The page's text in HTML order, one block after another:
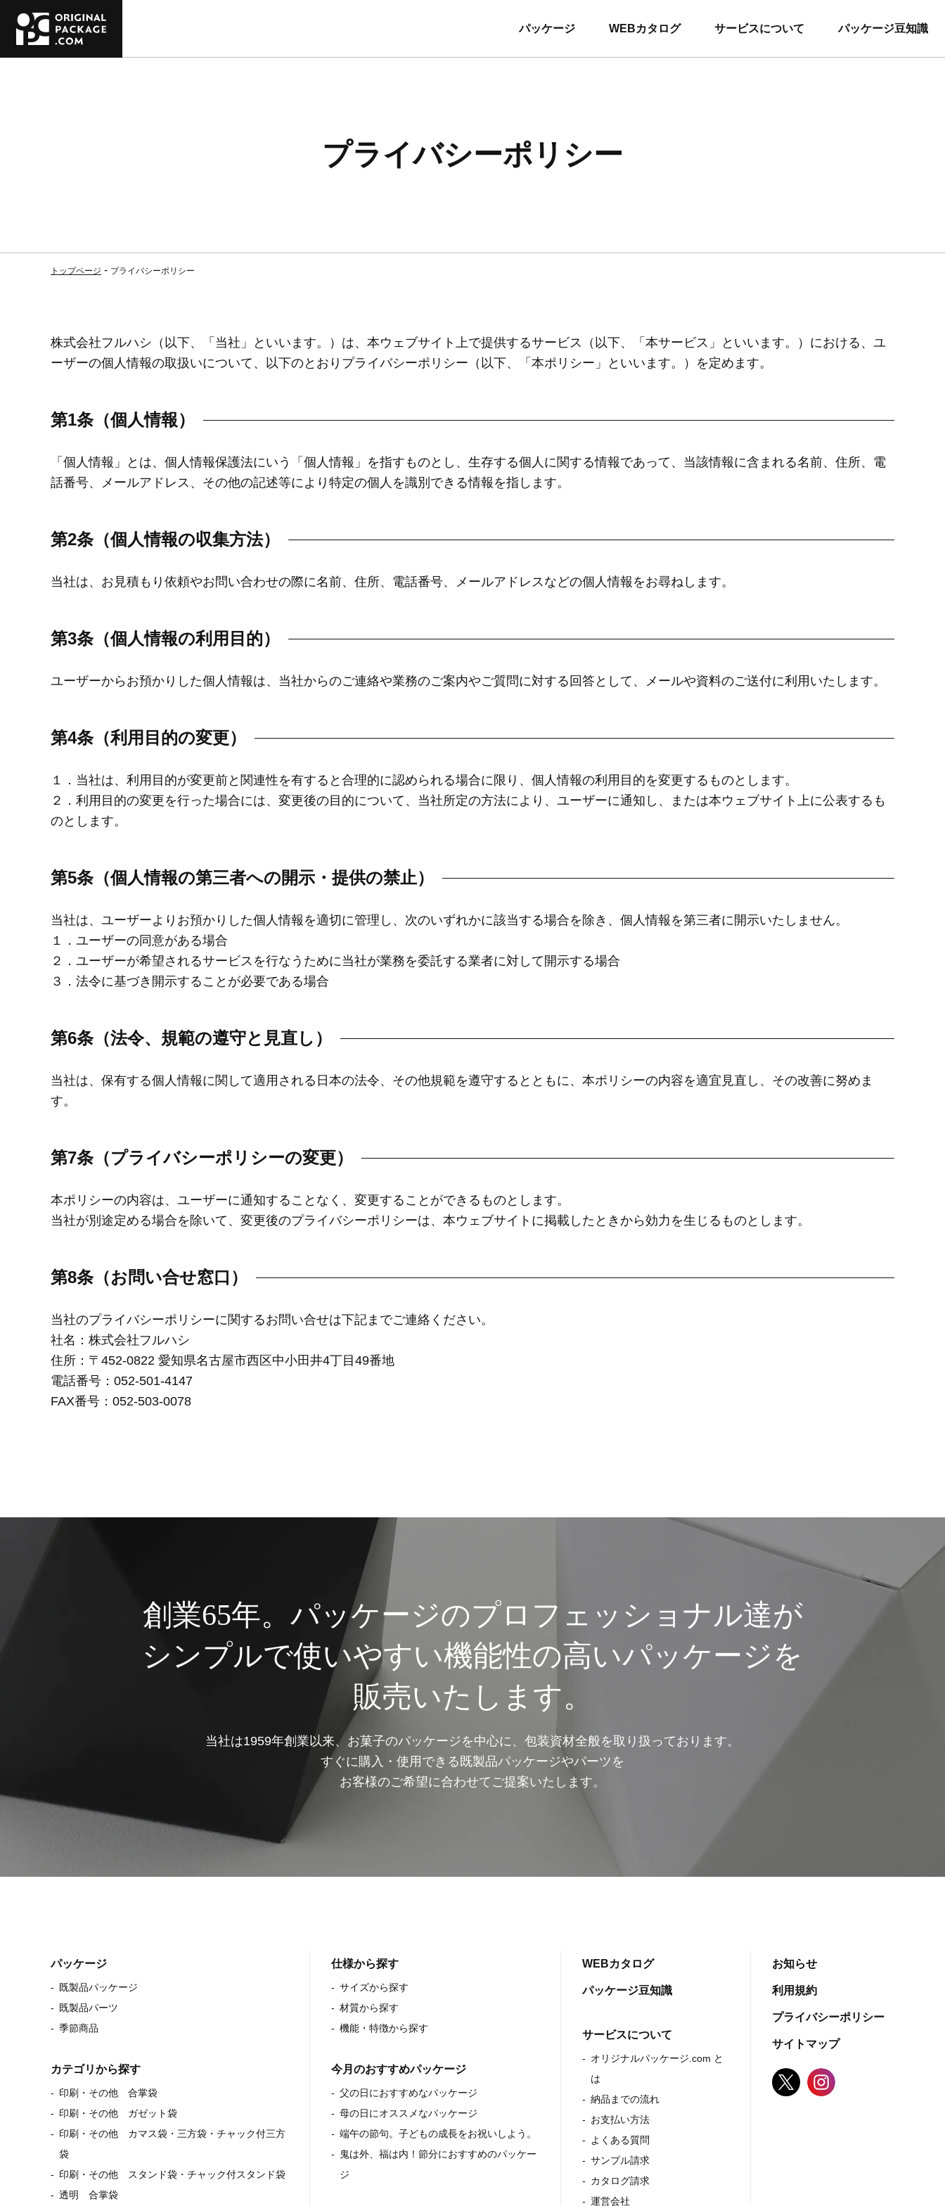
パッケージ WEBカタログ サービスについて パッケージ豆知識
プライバシーポリシー
トップページ プライバシーポリシー
株式会社フルハシ（以下、「当社」といいます。）は、本ウェブサイト上で提供するサービス（以下、「本サービス」といいます。）における、ユ
ーザーの個人情報の取扱いについて、以下のとおりプライバシーポリシー（以下、「本ポリシー」といいます。）を定めます。
第1条（個人情報）
「個人情報」とは、個人情報保護法にいう「個人情報」を指すものとし、生存する個人に関する情報であって、当該情報に含まれる名前、住所、電
話番号、メールアドレス、その他の記述等により特定の個人を識別できる情報を指します。
第2条（個人情報の収集方法）
当社は、お見積もり依頼やお問い合わせの際に名前、住所、電話番号、メールアドレスなどの個人情報をお尋ねします。
第3条（個人情報の利用目的）
ユーザーからお預かりした個人情報は、当社からのご連絡や業務のご案内やご質問に対する回答として、メールや資料のご送付に利用いたします。
第4条（利用目的の変更）
１．当社は、利用目的が変更前と関連性を有すると合理的に認められる場合に限り、個人情報の利用目的を変更するものとします。
２．利用目的の変更を行った場合には、変更後の目的について、当社所定の方法により、ユーザーに通知し、または本ウェブサイト上に公表するも
のとします。
第5条（個人情報の第三者への開示・提供の禁止）
当社は、ユーザーよりお預かりした個人情報を適切に管理し、次のいずれかに該当する場合を除き、個人情報を第三者に開示いたしません。
１．ユーザーの同意がある場合
２．ユーザーが希望されるサービスを行なうために当社が業務を委託する業者に対して開示する場合
３．法令に基づき開示することが必要である場合
第6条（法令、規範の遵守と見直し）
当社は、保有する個人情報に関して適用される日本の法令、その他規範を遵守するとともに、本ポリシーの内容を適宜見直し、その改善に努めま
す。
第7条（プライバシーポリシーの変更）
本ポリシーの内容は、ユーザーに通知することなく、変更することができるものとします。
当社が別途定める場合を除いて、変更後のプライバシーポリシーは、本ウェブサイトに掲載したときから効力を生じるものとします。
第8条（お問い合せ窓口）
当社のプライバシーポリシーに関するお問い合せは下記までご連絡ください。
社名：株式会社フルハシ
住所：〒452-0822 愛知県名古屋市西区中小田井4丁目49番地
電話番号：052-501-4147
FAX番号：052-503-0078
創業65年。 パッケージのプロフェッショナル達が
シンプルで使いやすい機能性の高いパッケージを
販売いたします。
当社は1959年創業以来、お菓子のパッケージを中心に、包装資材全般を取り扱っております。
すぐに購入・使用できる既製品パッケージやパーツを
お客様のご希望に合わせてご提案いたします。
パッケージ
既製品パッケージ
既製品パーツ
季節商品
カテゴリから探す
印刷・その他 合掌袋
印刷・その他 ガゼット袋
印刷・その他 カマス袋・三方袋・チャック付三方
袋
印刷・その他 スタンド袋・チャック付スタンド袋
透明 合掌袋
仕様から探す
サイズから探す
材質から探す
機能・特徴から探す
今月のおすすめパッケージ
父の日におすすめなパッケージ
母の日にオススメなパッケージ
端午の節句。子どもの成長をお祝いしよう。
鬼は外、福は内！節分におすすめのパッケー
ジ
WEBカタログ
パッケージ豆知識
サービスについて
オリジナルパッケージ.com と
は
納品までの流れ
お支払い方法
よくある質問
サンプル請求
カタログ請求
運営会社
お知らせ
利用規約
プライバシーポリシー
サイトマップ